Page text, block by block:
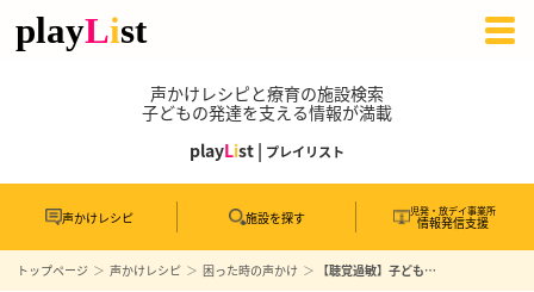
声かけレシピと療育の施設検索
子どもの発達を支える情報が満載
playList | プレイリスト
声かけレシピ 施設を探す 児発・放デイ事業所
情報発信支援
トップページ 声かけレシピ 困った時の声かけ 【聴覚過敏】子どもが音に敏感で大きな音を嫌がる時に必要な支援と声かけ